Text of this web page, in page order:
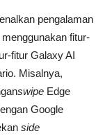
pengalaman
fitur-
fitur Galaxy AI
Misalnya,
swipe Edge
Google
side